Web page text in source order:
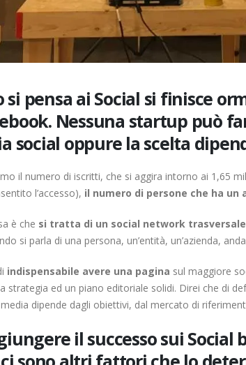
si pensa ai Social si finisce
Nessuna startup può
social oppure la scelta
il numero di iscritti, che si aggira intorno ai 1,65
l’accesso), il numero di persone che ha
è che si tratta di un social network trasversale
si parla di una persona, un’entità, un’azienda,
indispensabile avere una pagina sul maggiore
strategia ed un piano editoriale solidi. Direi che di
dipende dagli obiettivi, dal mercato di
il successo sui